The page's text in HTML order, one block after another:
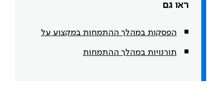
ראו גם
הפסקות במהלך ההתמחות במקצוע על
תורנויות במהלך ההתמחות